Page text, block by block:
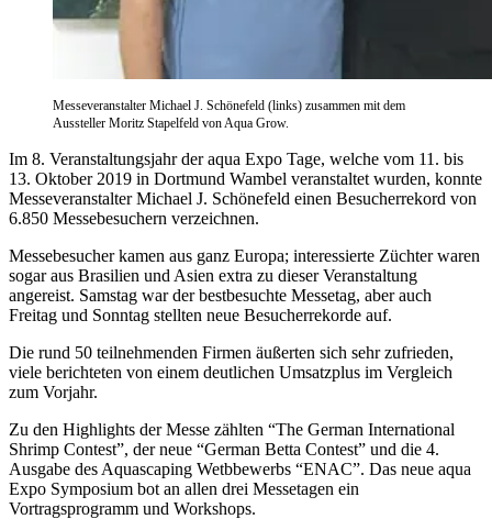
Messeveranstalter Michael J. Schönefeld (links) zusammen mit dem
Aussteller Moritz Stapelfeld von Aqua Grow.
Im 8. Veranstaltungsjahr der aqua Expo Tage, welche vom 11. bis
13. Oktober 2019 in Dortmund Wambel veranstaltet wurden, konnte
Messeveranstalter Michael J. Schönefeld einen Besucherrekord von
6.850 Messebesuchern verzeichnen.
Messebesucher kamen aus ganz Europa; interessierte Züchter waren
sogar aus Brasilien und Asien extra zu dieser Veranstaltung
angereist. Samstag war der bestbesuchte Messetag, aber auch
Freitag und Sonntag stellten neue Besucherrekorde auf.
Die rund 50 teilnehmenden Firmen äußerten sich sehr zufrieden,
viele berichteten von einem deutlichen Umsatzplus im Vergleich
zum Vorjahr.
Zu den Highlights der Messe zählten “The German International
Shrimp Contest”, der neue “German Betta Contest” und die 4.
Ausgabe des Aquascaping Wetbbewerbs “ENAC”. Das neue aqua
Expo Symposium bot an allen drei Messetagen ein
Vortragsprogramm und Workshops.